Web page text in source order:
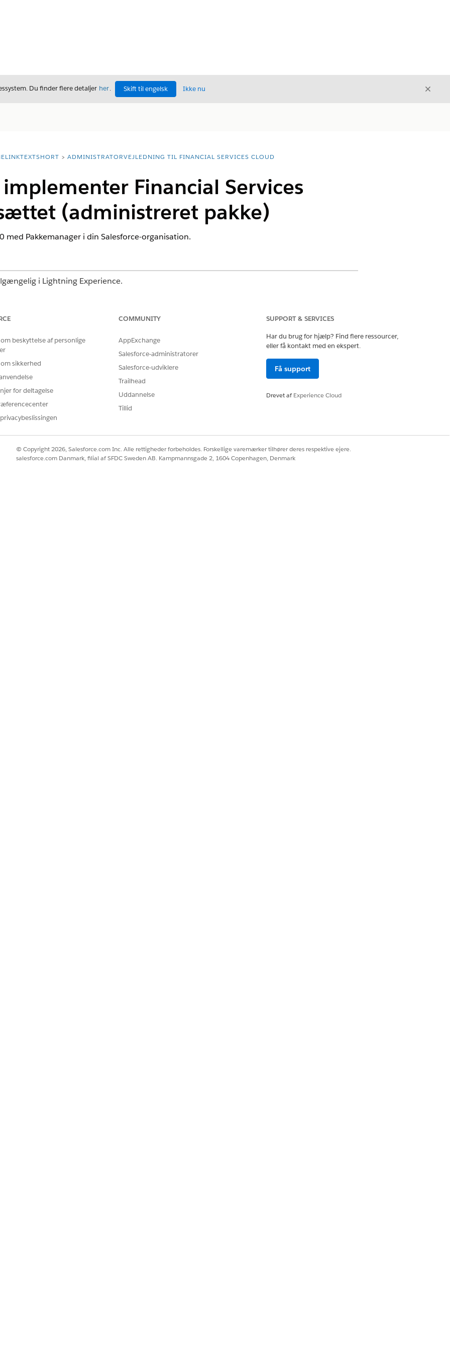
Du finder flere detaljer her. Skift til engelsk Ikke nu Luk
ADMINISTRATORVEJLEDNING TIL FINANCIAL SERVICES CLOUD
Financial Services
(administreret pakke)
med Pakkemanager i din Salesforce-organisation.
i Lightning Experience.
datasættet (administreret pakke)
Services Cloud DMO-tilknytninger, datastreams og beregnede indsigter i
Cloud-datastreams (administreret pakke)
din Salesforce-organisation til Data 360.
Nej
beskyttelse af personlige
sikkerhed
for deltagelse
COMMUNITY
AppExchange
Salesforce-administratorer
Salesforce-udviklere
Trailhead
Uddannelse
Tillid
SUPPORT & SERVICES
Har du brug for hjælp? Find flere ressourcer,
eller få kontakt med en ekspert.
Få support
Drevet afExperience Cloud
© Copyright 2026, Salesforce.com Inc. Alle rettigheder forbeholdes. Forskellige varemærker tilhører deres respektive ejere.
salesforce.com Danmark, filial af SFDC Sweden AB. Kampmannsgade 2, 1604 Copenhagen, Denmark